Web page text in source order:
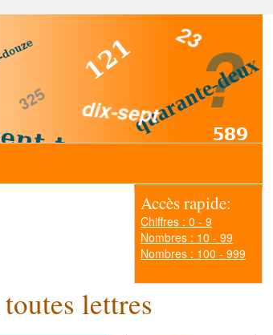
Accès rapide:
Chiffres : 0 - 9
Nombres : 10 - 99
Nombres : 100 - 999
lettres